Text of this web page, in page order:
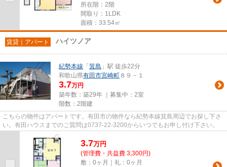
所在階：2階
間取り：1LDK
面積：33.54㎡
賃貸｜アパート ハイツノア
紀勢本線 「 箕島 」駅 徒歩22分
和歌山県有田市宮崎町 ８９－１
3.7万円
築年数：築29年 ｜募集中： 2室
階数：2階建
こちらの物件はアパートです。有田市の物件なら紀勢本線箕島周辺でお探し下さ
い。有田ハウスまでのご質問は0737-22-3200からいつでもお申し付け下さい。
3.7万円
(管理費・共益費 3,300円)
敷：0ヶ月｜礼：0ヶ月